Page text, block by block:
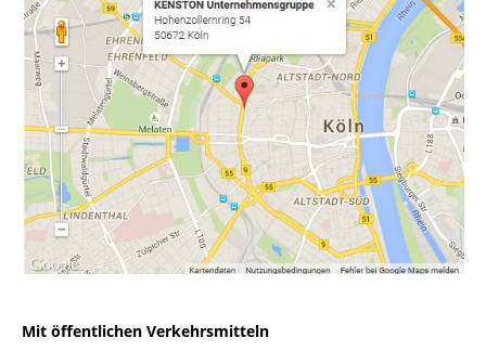
Mit öffentlichen Verkehrsmitteln